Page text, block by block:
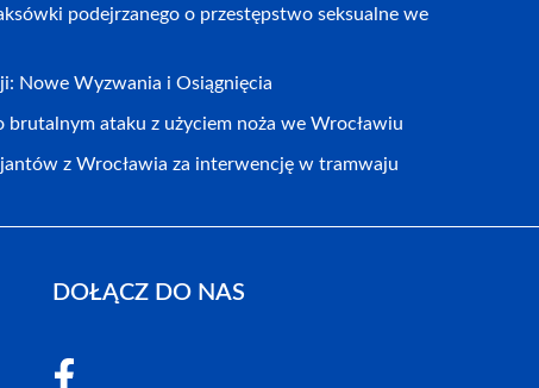
podejrzanego o przestępstwo seksualne we
Nowe Wyzwania i Osiągnięcia
brutalnym ataku z użyciem noża we Wrocławiu
z Wrocławia za interwencję w tramwaju
DOŁĄCZ DO NAS